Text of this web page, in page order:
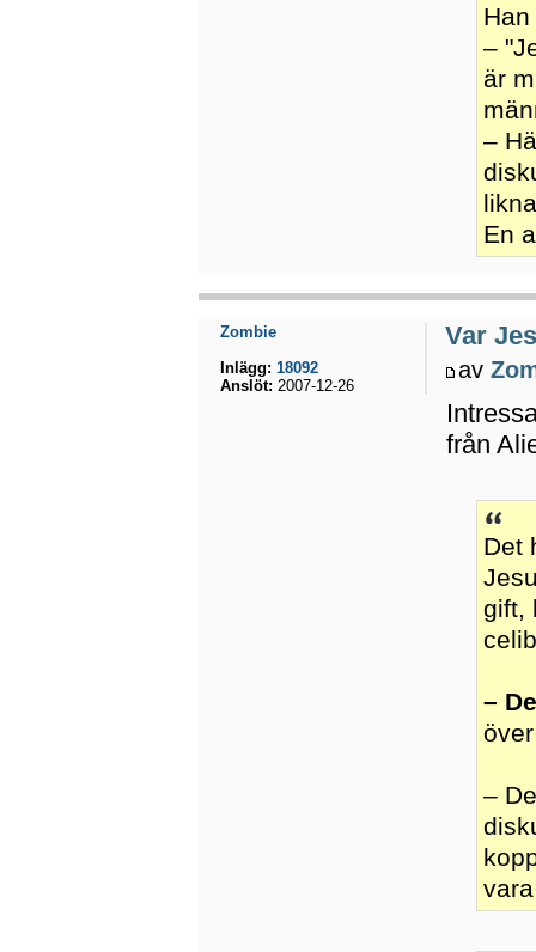
–
är
–
En
Var
av
från
Det
gift,
–
–
Zombie
Inlägg: 18092
Anslöt: 2007-12-26